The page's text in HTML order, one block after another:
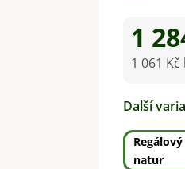
1
1 061 Kč
Další
natur